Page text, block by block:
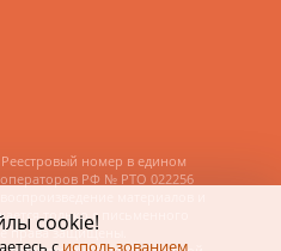
номер в едином
РФ № РТО 022256
только с письменного
права защищены.
cookie!
с использованием